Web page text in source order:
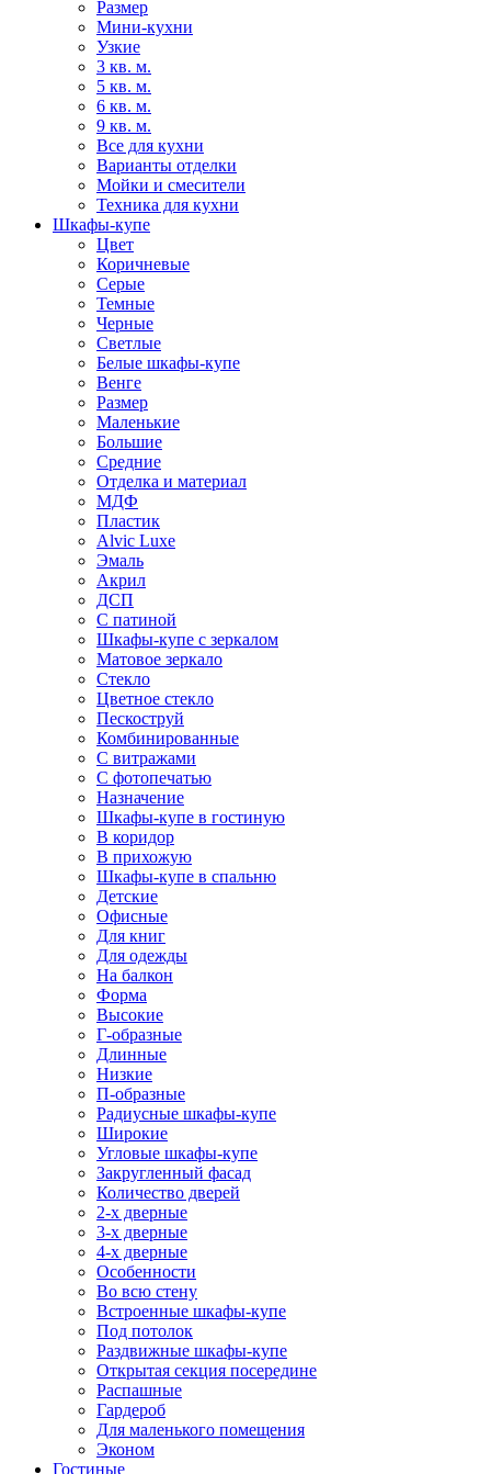
Размер
Мини-кухни
Узкие
3 кв. м.
5 кв. м.
6 кв. м.
9 кв. м.
Все для кухни
Варианты отделки
Мойки и смесители
Техника для кухни
Шкафы-купе
Цвет
Коричневые
Серые
Темные
Черные
Светлые
Белые шкафы-купе
Венге
Размер
Маленькие
Большие
Средние
Отделка и материал
МДФ
Пластик
Alvic Luxe
Эмаль
Акрил
ДСП
С патиной
Шкафы-купе с зеркалом
Матовое зеркало
Стекло
Цветное стекло
Пескоструй
Комбинированные
С витражами
С фотопечатью
Назначение
Шкафы-купе в гостиную
В коридор
В прихожую
Шкафы-купе в спальню
Детские
Офисные
Для книг
Для одежды
На балкон
Форма
Высокие
Г-образные
Длинные
Низкие
П-образные
Радиусные шкафы-купе
Широкие
Угловые шкафы-купе
Закругленный фасад
Количество дверей
2-х дверные
3-х дверные
4-х дверные
Особенности
Во всю стену
Встроенные шкафы-купе
Под потолок
Раздвижные шкафы-купе
Открытая секция посередине
Распашные
Гардероб
Для маленького помещения
Эконом
Гостиные